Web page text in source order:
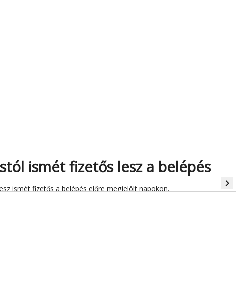
ismét fizetős lesz a belépés
ismét fizetős a belépés előre megjelölt napokon. navigate_next